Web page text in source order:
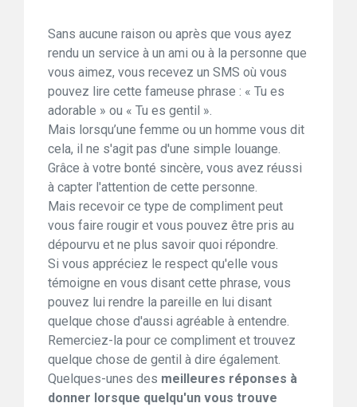
Sans aucune raison ou après que vous ayez
rendu un service à un ami ou à la personne que
vous aimez, vous recevez un SMS où vous
pouvez lire cette fameuse phrase : « Tu es
adorable » ou « Tu es gentil ».
Mais lorsqu’une femme ou un homme vous dit
cela, il ne s'agit pas d'une simple louange.
Grâce à votre bonté sincère, vous avez réussi
à capter l'attention de cette personne.
Mais recevoir ce type de compliment peut
vous faire rougir et vous pouvez être pris au
dépourvu et ne plus savoir quoi répondre.
Si vous appréciez le respect qu'elle vous
témoigne en vous disant cette phrase, vous
pouvez lui rendre la pareille en lui disant
quelque chose d'aussi agréable à entendre.
Remerciez-la pour ce compliment et trouvez
quelque chose de gentil à dire également.
Quelques-unes des meilleures réponses à
donner lorsque quelqu'un vous trouve